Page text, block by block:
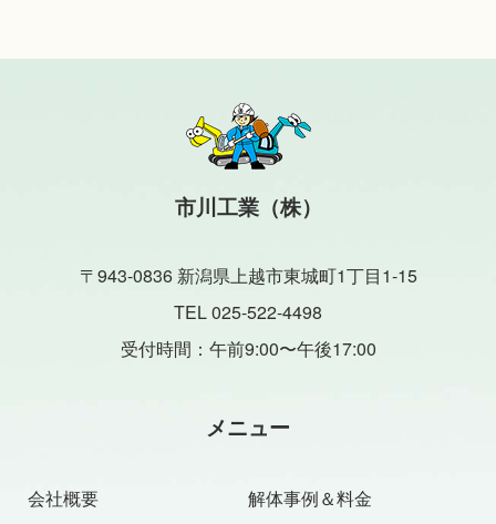
市川工業（株）
〒943-0836 新潟県上越市東城町1丁目1-15
TEL 025-522-4498
受付時間：午前9:00〜午後17:00
メニュー
会社概要
解体事例＆料金